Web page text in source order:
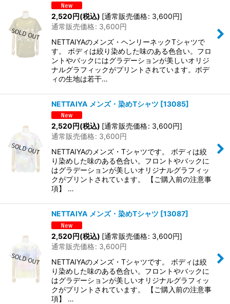
2,520円(税込) [通常販売価格: 3,600円]
通常販売価格: 3,600円
NETTAIYAのメンズ・ヘンリーネックTシャツで
す。 ボディは絞り染めした味のある色合い。フロ
ントやバックにはグラデーションが美しいオリジ
ナルグラフィックがプリントされています。ボデ
ィの生地は若干…
NETTAIYA メンズ・染めTシャツ [13085]
2,520円(税込) [通常販売価格: 3,600円]
通常販売価格: 3,600円
NETTAIYAのメンズ・Tシャツです。 ボディは絞
り染めした味のある色合い。フロントやバックに
はグラデーションが美しいオリジナルグラフィッ
クがプリントされています。 【ご購入前の注意事
項】 …
NETTAIYA メンズ・染めTシャツ [13087]
2,520円(税込) [通常販売価格: 3,600円]
通常販売価格: 3,600円
NETTAIYAのメンズ・Tシャツです。 ボディは絞
り染めした味のある色合い。フロントやバックに
はグラデーションが美しいオリジナルグラフィッ
クがプリントされています。 【ご購入前の注意事
項】 …